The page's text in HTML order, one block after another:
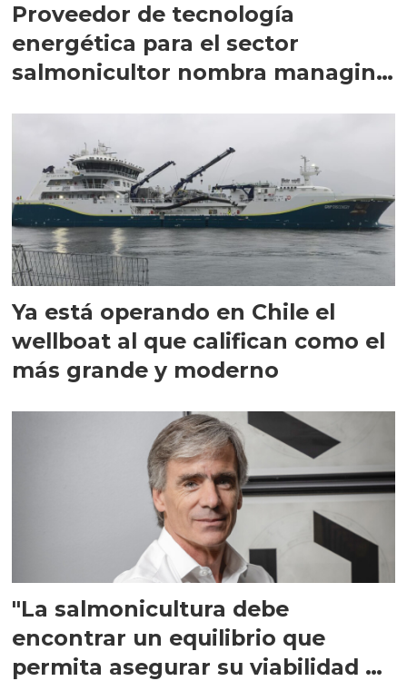
Proveedor de tecnología
energética para el sector
salmonicultor nombra managing
Ya está operando en Chile el
wellboat al que califican como el
más grande y moderno
"La salmonicultura debe
encontrar un equilibrio que
permita asegurar su viabilidad de